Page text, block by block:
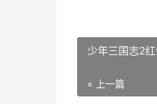
少年三国志2
« 上一篇